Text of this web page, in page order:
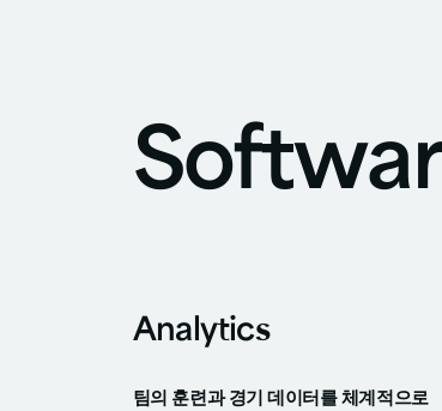
Analytics
팀의 훈련과 경기 데이터를 체계적으로